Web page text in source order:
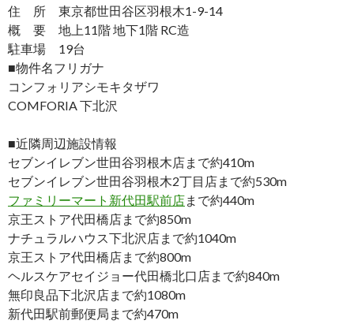
住 所 東京都世田谷区羽根木1-9-14
概 要 地上11階 地下1階 RC造
駐車場 19台
■物件名フリガナ
コンフォリアシモキタザワ
COMFORIA 下北沢
■近隣周辺施設情報
セブンイレブン世田谷羽根木店まで約410m
セブンイレブン世田谷羽根木2丁目店まで約530m
ファミリーマート新代田駅前店まで約440m
京王ストア代田橋店まで約850m
ナチュラルハウス下北沢店まで約1040m
京王ストア代田橋店まで約800m
ヘルスケアセイジョー代田橋北口店まで約840m
無印良品下北沢店まで約1080m
新代田駅前郵便局まで約470m